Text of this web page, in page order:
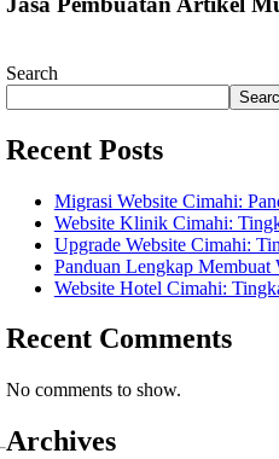
Search
Recent Posts
Migrasi Website Cimahi:
Website Klinik Cimahi:
Upgrade Website Cimahi:
Panduan Lengkap
Website Hotel Cimahi:
Recent Comments
No comments to show.
Archives